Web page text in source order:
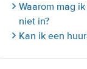
Waarom mag
niet in?
Kan ik een